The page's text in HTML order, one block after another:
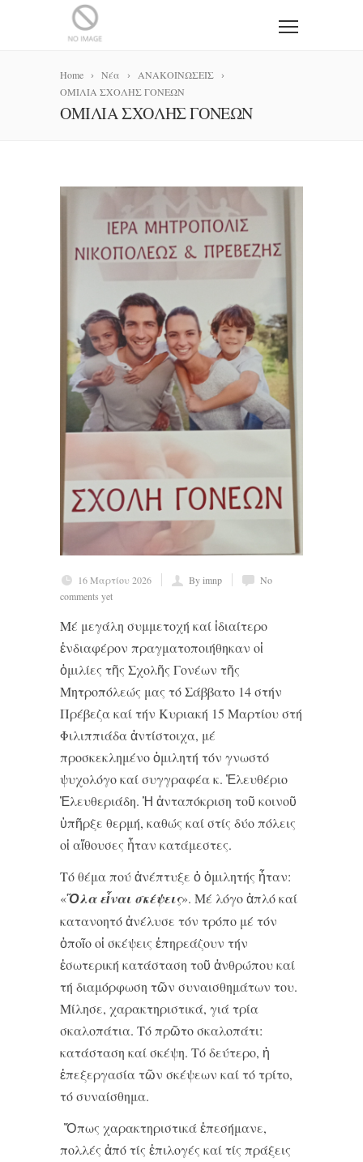
Home Νέα
ΑΝΑΚΟΙΝΩΣΕΙΣ
ΟΜΙΛΙΑ ΣΧΟΛΗΣ ΓΟΝΕΩΝ
ΟΜΙΛΙΑ ΣΧΟΛΗΣ ΓΟΝΕΩΝ
16 Μαρτίου 2026 By imnp
No
comments yet
Μέ μεγάλη συμμετοχή καί ἰδιαίτερο
ἐνδιαφέρον πραγματοποιήθηκαν οἱ
ὁμιλίες τῆς Σχολῆς Γονέων τῆς
Μητροπόλεώς μας τό Σάββατο 14 στήν
Πρέβεζα καί τήν Κυριακή 15 Μαρτίου στή
Φιλιππιάδα ἀντίστοιχα, μέ
προσκεκλημένο ὁμιλητή τόν γνωστό
ψυχολόγο καί συγγραφέα κ. Ἐλευθέριο
Ἐλευθεριάδη. Ἡ ἀνταπόκριση τοῦ κοινοῦ
ὑπῆρξε θερμή, καθώς καί στίς δύο πόλεις
οἱ αἴθουσες ἦταν κατάμεστες.
Τό θέμα πού ἀνέπτυξε ὁ ὁμιλητής ἦταν:
«Ὅλα εἶναι σκέψεις». Μέ λόγο ἁπλό καί
κατανοητό ἀνέλυσε τόν τρόπο μέ τόν
ὁποῖο οἱ σκέψεις ἐπηρεάζουν τήν
ἐσωτερική κατάσταση τοῦ ἀνθρώπου καί
τή διαμόρφωση τῶν συναισθημάτων του.
Μίλησε, χαρακτηριστικά, γιά τρία
σκαλοπάτια. Τό πρῶτο σκαλοπάτι:
κατάσταση καί σκέψη. Τό δεύτερο, ἡ
ἐπεξεργασία τῶν σκέψεων καί τό τρίτο,
τό συναίσθημα.
Ὅπως χαρακτηριστικά ἐπεσήμανε,
πολλές ἀπό τίς ἐπιλογές καί τίς πράξεις